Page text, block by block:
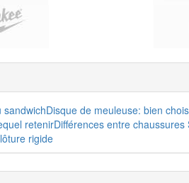
sandwichDisque de meuleuse: bien
retenirDifférences entre chaussures
rigide